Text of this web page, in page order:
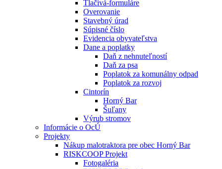
Tlačivá-formuláre
Overovanie
Stavebný úrad
Súpisné číslo
Evidencia obyvateľstva
Dane a poplatky
Daň z nehnuteľností
Daň za psa
Poplatok za komunálny odpad
Poplatok za rozvoj
Cintorín
Horný Bar
Šuľany
Výrub stromov
Informácie o OcÚ
Projekty
Nákup malotraktora pre obec Horný Bar
RISKCOOP Projekt
Fotogaléria